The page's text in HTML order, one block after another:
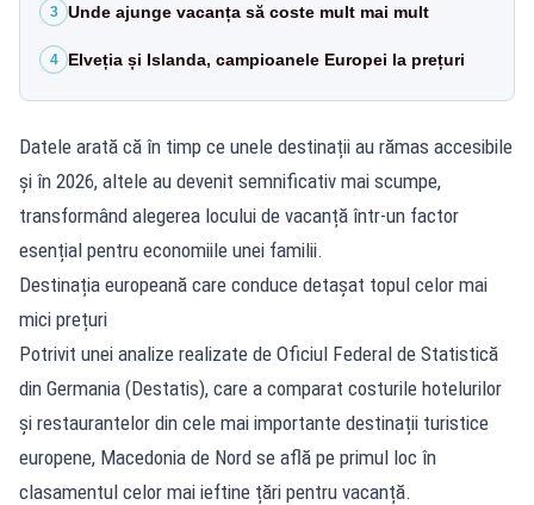
3 Unde ajunge vacanța să coste mult mai mult
4 Elveția și Islanda, campioanele Europei la prețuri
Datele arată că în timp ce unele destinații au rămas accesibile
și în 2026, altele au devenit semnificativ mai scumpe,
transformând alegerea locului de vacanță într-un factor
esențial pentru economiile unei familii.
Destinația europeană care conduce detașat topul celor mai
mici prețuri
Potrivit unei analize realizate de Oficiul Federal de Statistică
din Germania (Destatis), care a comparat costurile hotelurilor
și restaurantelor din cele mai importante destinații turistice
europene, Macedonia de Nord se află pe primul loc în
clasamentul celor mai ieftine țări pentru vacanță.